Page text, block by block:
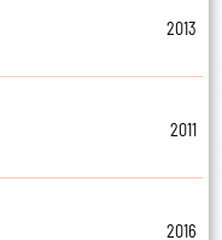
2013
2011
2016